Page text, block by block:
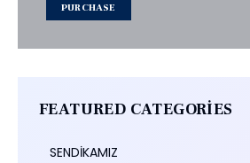
PURCHASE
FEATURED CATEGORIES
SENDİKAMIZ